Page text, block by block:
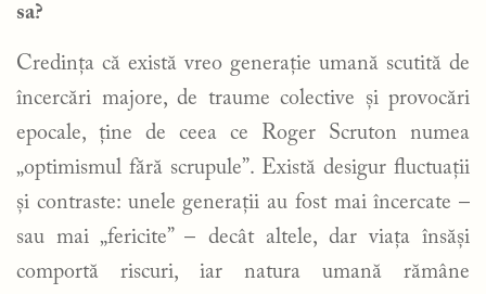
sa?
Credința că există vreo generație umană scutită de
încercări majore, de traume colective și provocări
epocale, ține de ceea ce Roger Scruton numea
„optimismul fără scrupule”. Există desigur fluctuații
și contraste: unele generații au fost mai încercate –
sau mai „fericite” – decât altele, dar viața însăși
comportă riscuri, iar natura umană rămâne